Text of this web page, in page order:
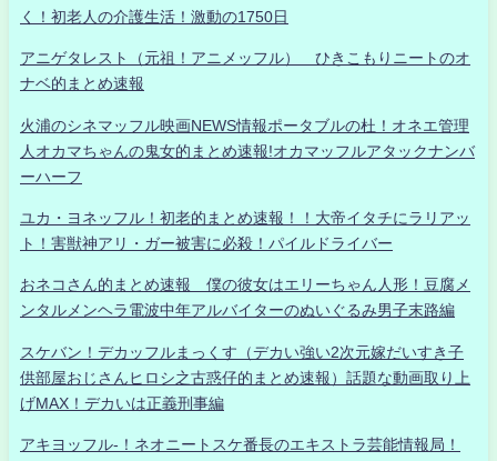
く！初老人の介護生活！激動の1750日
アニゲタレスト（元祖！アニメッフル） ひきこもりニートのオ
ナベ的まとめ速報
火浦のシネマッフル映画NEWS情報ポータブルの杜！オネエ管理
人オカマちゃんの鬼女的まとめ速報!オカマッフルアタックナンバ
ーハーフ
ユカ・ヨネッフル！初老的まとめ速報！！大帝イタチにラリアッ
ト！害獣神アリ・ガー被害に必殺！パイルドライバー
おネコさん的まとめ速報 僕の彼女はエリーちゃん人形！豆腐メ
ンタルメンヘラ電波中年アルバイターのぬいぐるみ男子末路編
スケバン！デカッフルまっくす（デカい強い2次元嫁だいすき子
供部屋おじさんヒロシ之古惑仔的まとめ速報）話題な動画取り上
げMAX！デカいは正義刑事編
アキヨッフル-！ネオニートスケ番長のエキストラ芸能情報局！